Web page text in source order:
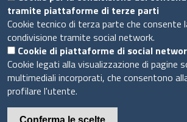
Mappa del sito
Piè
di
pagina
Privacy e GDPR
Cookie
© 2020 Camera di
tramite piattaforme di terze parti
Cookie tecnico di terza parte che consente
condivisione tramite social network.
Cookie di piattaforme di social
Cookie legati alla visualizzazione di pagine
multimediali incorporati, che consentono
profilare l'utente.
Conferma le scelte